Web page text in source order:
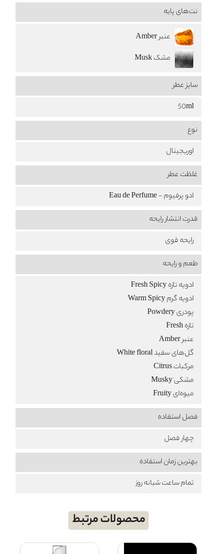
نت‌های پایه
عنبر Amber
مشک Musk
سایز عطر
50ml
نوع
اوریجینال
غلظت عطر
ادو پرفیوم - Eau de Perfume
قدرت انتشار رایحه
رایحه قوی
طعم‌ و رایحه
ادویه تازه Fresh Spicy
ادویه گرم Warm Spicy
پودری Powdery
تازه Fresh
عنبر Amber
گل‌های سفید White floral
مرکبات Citrus
مشکی Musky
میوه‌ای Fruity
فصل استفاده
چهار فصل
بهترین زمان استفاده
تمام ساعت شبانه روز
محصولات مرتبط